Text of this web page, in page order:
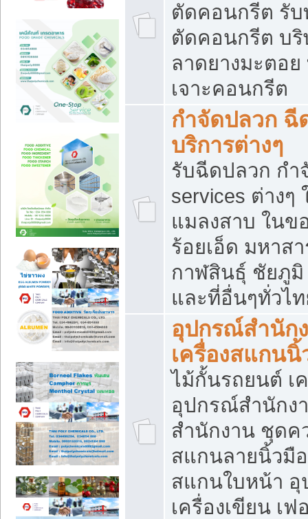
ตัดคอนกรีต รับ
ตัดคอนกรีต บริ
ลาดยางมะตอ
เจาะคอนกรีต
กำจัดปลวก ฉี
บริการต่างๆ
รับฉีดปลวก กำ
services ต่าง
แมลงสาบ ใน
ร้อยเอ็ด มหาส
กาฬสินธุ์ ชัยภู
และที่อื่นๆทั่วไ
อุปกรณ์สำนัก
เครื่องสแกนนิ้
ไม้กั้นรถยนต์ เ
อุปกรณ์สำนักง
สำนักงาน ชุดค
สแกนลายนิ้วมื
สแกนใบหน้า
เครื่องเขียน เ